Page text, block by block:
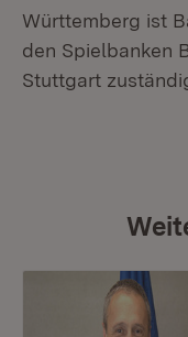
Württemberg ist
den Spielbanken
Stuttgart